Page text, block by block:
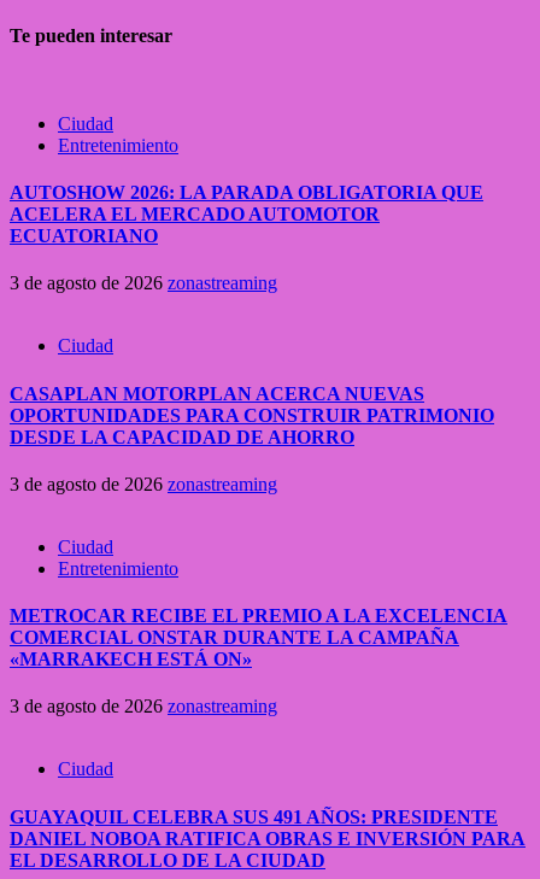
Te pueden interesar
Ciudad
Entretenimiento
AUTOSHOW 2026: LA PARADA OBLIGATORIA QUE
ACELERA EL MERCADO AUTOMOTOR
ECUATORIANO
3 de agosto de 2026 zonastreaming
Ciudad
CASAPLAN MOTORPLAN ACERCA NUEVAS
OPORTUNIDADES PARA CONSTRUIR PATRIMONIO
DESDE LA CAPACIDAD DE AHORRO
3 de agosto de 2026 zonastreaming
Ciudad
Entretenimiento
METROCAR RECIBE EL PREMIO A LA EXCELENCIA
COMERCIAL ONSTAR DURANTE LA CAMPAÑA
«MARRAKECH ESTÁ ON»
3 de agosto de 2026 zonastreaming
Ciudad
GUAYAQUIL CELEBRA SUS 491 AÑOS: PRESIDENTE
DANIEL NOBOA RATIFICA OBRAS E INVERSIÓN PARA
EL DESARROLLO DE LA CIUDAD